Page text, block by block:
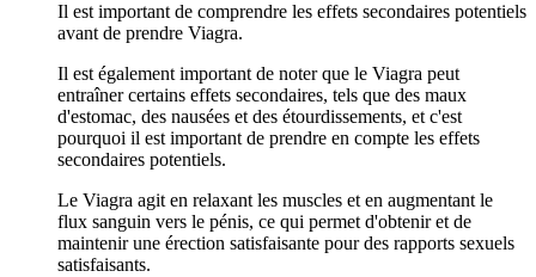
Il est important de comprendre les effets secondaires potentiels
avant de prendre Viagra.
Il est également important de noter que le Viagra peut
entraîner certains effets secondaires, tels que des maux
d'estomac, des nausées et des étourdissements, et c'est
pourquoi il est important de prendre en compte les effets
secondaires potentiels.
Le Viagra agit en relaxant les muscles et en augmentant le
flux sanguin vers le pénis, ce qui permet d'obtenir et de
maintenir une érection satisfaisante pour des rapports sexuels
satisfaisants.